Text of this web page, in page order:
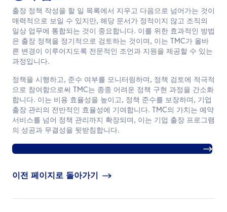
출장 정책 작성을 할 일 목록에서 지우고 다음으로 넘어가는 것이
매력적으로 보일 수 있지만, 해당 문서가 정적이지 않고 조직의
일상 업무에 통합되는 것이 중요합니다. 이를 위한 효과적인 방법
은 출장 정책을 정기적으로 검토하는 것이며, 이는 TMC가 올바
른 변경이 이루어지도록 전문적인 조언과 지원을 제공할 수 있는
과정입니다.
정책을 시행하고, 준수 여부를 모니터링하며, 정책 검토에 적극적
으로 참여함으로써 TMC는 종종 어려운 정책 구현 과정을 간소화
합니다. 이는 비용 효율성을 높이고, 정책 준수를 보장하며, 기업
출장 관리의 전반적인 효율성에 기여합니다. TMC의 가치는 예약
서비스를 넘어 정책 관리까지 확장되며, 이는 기업 출장 프로그램
의 성공과 무결성을 뒷받침합니다.
이전 페이지로 돌아가기